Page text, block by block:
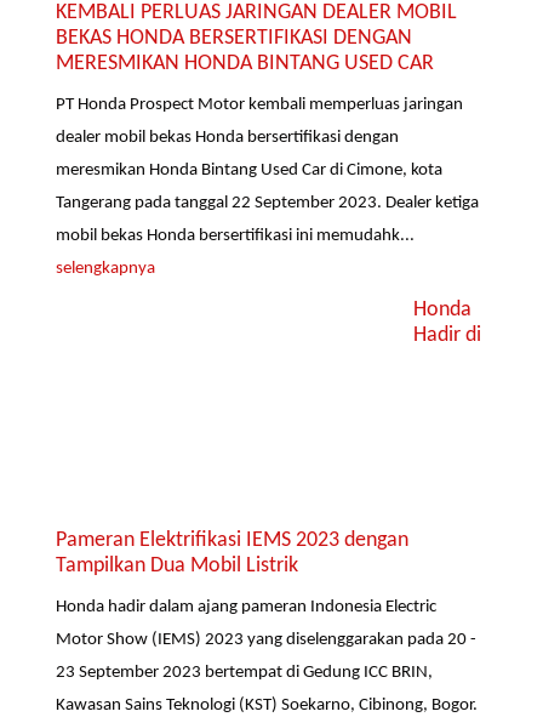
KEMBALI PERLUAS JARINGAN DEALER MOBIL
BEKAS HONDA BERSERTIFIKASI DENGAN
MERESMIKAN HONDA BINTANG USED CAR
PT Honda Prospect Motor kembali memperluas jaringan
dealer mobil bekas Honda bersertifikasi dengan
meresmikan Honda Bintang Used Car di Cimone, kota
Tangerang pada tanggal 22 September 2023. Dealer ketiga
mobil bekas Honda bersertifikasi ini memudahk...
selengkapnya
Honda
Hadir di
Pameran Elektrifikasi IEMS 2023 dengan
Tampilkan Dua Mobil Listrik
Honda hadir dalam ajang pameran Indonesia Electric
Motor Show (IEMS) 2023 yang diselenggarakan pada 20 -
23 September 2023 bertempat di Gedung ICC BRIN,
Kawasan Sains Teknologi (KST) Soekarno, Cibinong, Bogor.